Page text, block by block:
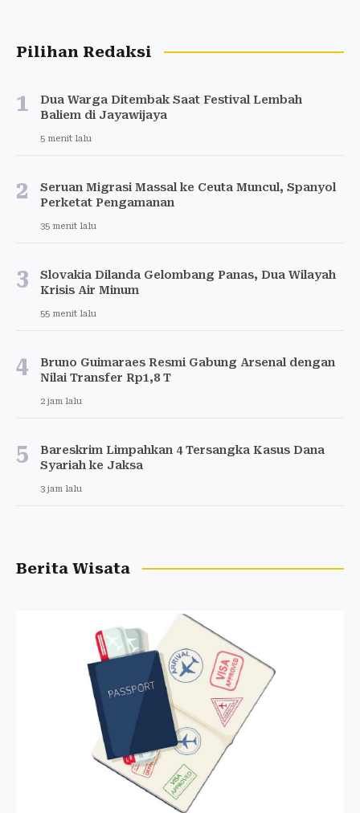
Pilihan Redaksi
1
Dua Warga Ditembak Saat Festival Lembah
Baliem di Jayawijaya
5 menit lalu
2
Seruan Migrasi Massal ke Ceuta Muncul, Spanyol
Perketat Pengamanan
35 menit lalu
3
Slovakia Dilanda Gelombang Panas, Dua Wilayah
Krisis Air Minum
55 menit lalu
4
Bruno Guimaraes Resmi Gabung Arsenal dengan
Nilai Transfer Rp1,8 T
2 jam lalu
5
Bareskrim Limpahkan 4 Tersangka Kasus Dana
Syariah ke Jaksa
3 jam lalu
Berita Wisata